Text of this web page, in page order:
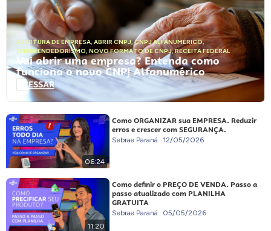
ABERTURA DE EMPRESA, ABRIR CNPJ,CNPJ ALFANUMÉRICO,
EMPREENDEDORISMO, NOVO FORMATO DE CNPJ,RECEITA FEDERAL
Vai abrir uma empresa? Entenda como
funciona o novo CNPJ Alfanumérico
ACESSAR
06:24
Como ORGANIZAR sua EMPRESA. Reduzir
erros e crescer com SEGURANÇA.
Sebrae Paraná 12/05/2026
11:20
Como definir o PREÇO DE VENDA. Passo a
passo atualizado com PLANILHA
GRATUITA
Sebrae Paraná 05/05/2026